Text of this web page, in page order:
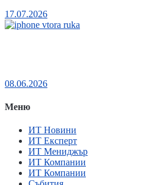
17.07.2026
08.06.2026
Меню
ИТ Новини
ИТ Експерт
ИТ Мениджър
ИТ Компании
ИТ Компании